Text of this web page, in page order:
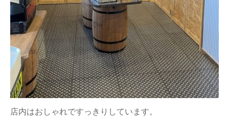
店内はおしゃれですっきりしています。